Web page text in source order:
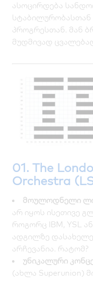
ასოცირდება
პროგრესთან. მან
მუდმივად
01. The
Orchestra
მოულოდნელი
არ იყოს ისეთივე
როგორც IBM, YSL
ადგილზე
არჩევანია. რატომ?
უნიკალური
(ახლა Superunion)